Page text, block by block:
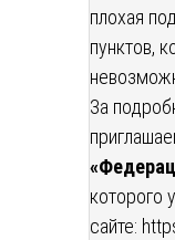
плохая
пунктов,
За
которого
сайте: